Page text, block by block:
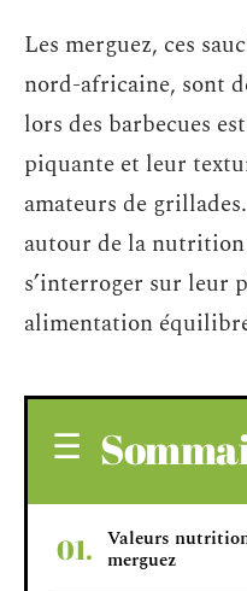
Les merguez, ces
nord-africaine, sont
lors des barbecues
piquante et leur
amateurs de
autour de la
s’interroger sur leur
alimentation
Valeurs
merguez